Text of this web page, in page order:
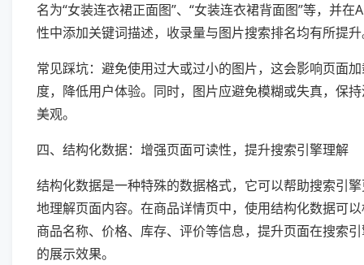
名为“女装连衣裙正面图”、“女装连衣裙背面图”等，并在
性中添加关键词描述，收录量与图片搜索排名均有所提
常见踩坑：避免使用过大或过小的图片，这会影响页面
度，降低用户体验。同时，图片应避免模糊或失真，保
美观。
四、结构化数据：增强页面可读性，提升搜索引擎理解
结构化数据是一种特殊的数据格式，它可以帮助搜索引
地理解页面内容。在商品详情页中，使用结构化数据可
商品名称、价格、库存、评价等信息，提升页面在搜索
的展示效果。